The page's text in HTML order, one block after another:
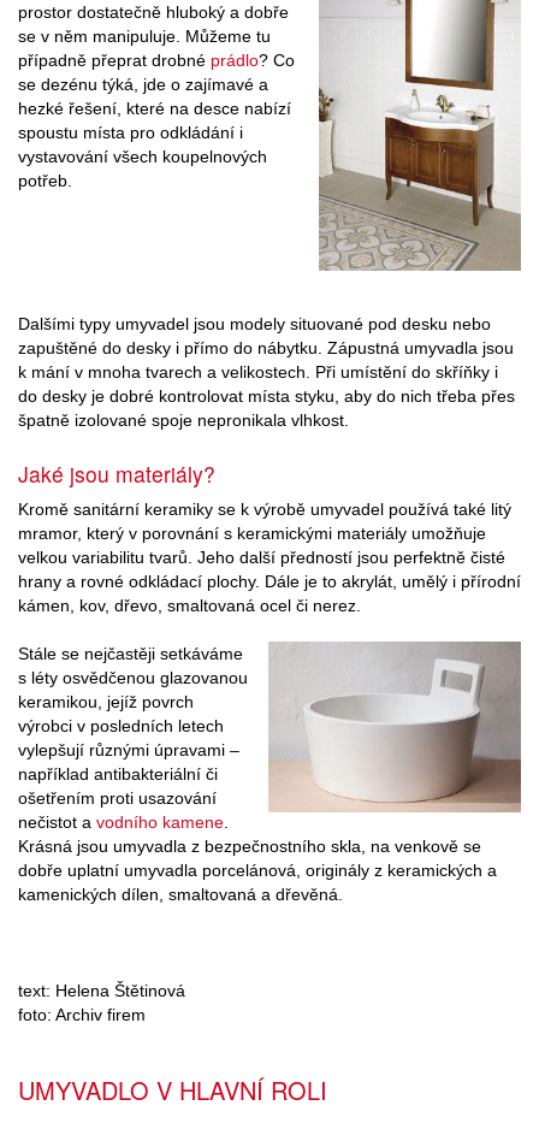
prostor dostatečně hluboký a dobře
se v něm manipuluje. Můžeme tu
případně přeprat drobné prádlo? Co
se dezénu týká, jde o zajímavé a
hezké řešení, které na desce nabízí
spoustu místa pro odkládání i
vystavování všech koupelnových
potřeb.
Dalšími typy umyvadel jsou modely situované pod desku nebo
zapuštěné do desky i přímo do nábytku. Zápustná umyvadla jsou
k mání v mnoha tvarech a velikostech. Při umístění do skříňky i
do desky je dobré kontrolovat místa styku, aby do nich třeba přes
špatně izolované spoje nepronikala vlhkost.
Jaké jsou materiály?
Kromě sanitární keramiky se k výrobě umyvadel používá také litý
mramor, který v porovnání s keramickými materiály umožňuje
velkou variabilitu tvarů. Jeho další předností jsou perfektně čisté
hrany a rovné odkládací plochy. Dále je to akrylát, umělý i přírodní
kámen, kov, dřevo, smaltovaná ocel či nerez.
Stále se nejčastěji setkáváme
s léty osvědčenou glazovanou
keramikou, jejíž povrch
výrobci v posledních letech
vylepšují různými úpravami –
například antibakteriální či
ošetřením proti usazování
nečistot a vodního kamene.
Krásná jsou umyvadla z bezpečnostního skla, na venkově se
dobře uplatní umyvadla porcelánová, originály z keramických a
kamenických dílen, smaltovaná a dřevěná.
text: Helena Štětinová
foto: Archiv firem
UMYVADLO V HLAVNÍ ROLI